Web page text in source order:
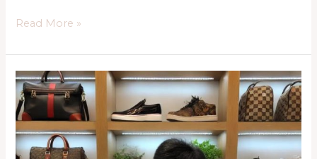
Read More »
Layanan
Bag
&
Shoes
Spa
Profesional